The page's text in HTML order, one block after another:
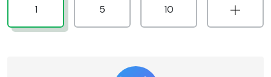
1 5 10